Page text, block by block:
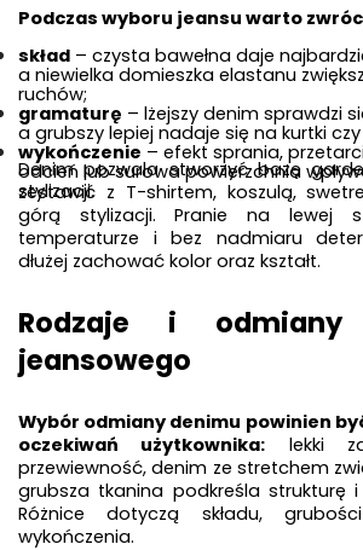
Podczas wyboru jeansu warto
skład – czysta bawełna daje
a niewielka domieszka elastanu
ruchów;
gramaturę – lżejszy denim sprawdzi
a grubszy lepiej nadaje się na kurtki
wykończenie – efekt sprania,
odcień lub surowa powierzchnia
stylizacji.
Denim pozwala stworzyć bazę
zestawić z T-shirtem, koszulą,
górą stylizacji. Pranie na lewej
temperaturze i bez nadmiaru
dłużej zachować kolor oraz kształt.
Rodzaje i odmiany
jeansowego
Wybór odmiany denimu powinien
oczekiwań użytkownika: lekki
przewiewność, denim ze stretchem
grubsza tkanina podkreśla strukturę i
Różnice dotyczą składu,
wykończenia.